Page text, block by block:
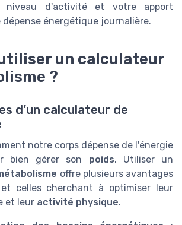
niveau d'activité et votre apport
énergétique journalière.
un calculateur
?
d’un calculateur de
notre corps dépense de l'énergie
bien gérer son poids. Utiliser un
offre plusieurs avantages
celles cherchant à optimiser leur
et leur activité physique.